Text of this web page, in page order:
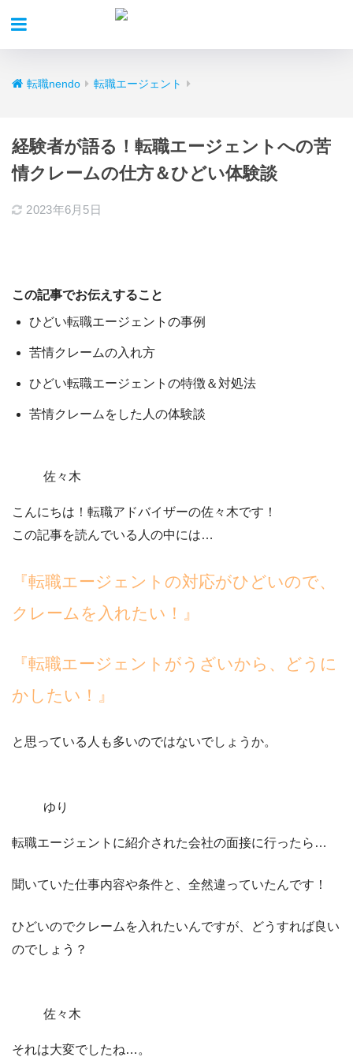
転職nendo 転職エージェント
経験者が語る！転職エージェントへの苦
情クレームの仕方＆ひどい体験談
2023年6月5日
この記事でお伝えすること
ひどい転職エージェントの事例
苦情クレームの入れ方
ひどい転職エージェントの特徴＆対処法
苦情クレームをした人の体験談
佐々木
こんにちは！転職アドバイザーの佐々木です！
この記事を読んでいる人の中には…
『転職エージェントの対応がひどいので、
クレームを入れたい！』
『転職エージェントがうざいから、どうに
かしたい！』
と思っている人も多いのではないでしょうか。
ゆり
転職エージェントに紹介された会社の面接に行ったら…
聞いていた仕事内容や条件と、全然違っていたんです！
ひどいのでクレームを入れたいんですが、どうすれば良い
のでしょう？
佐々木
それは大変でしたね…。